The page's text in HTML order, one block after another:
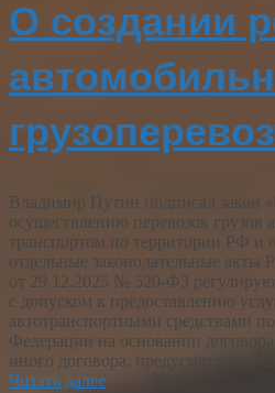
О создании
Владимир Путин подписал закон
осуществлению перевозок грузов
транспортом по территории РФ и
отдельные законодательные
от 29.12.2025 № 520-ФЗ
с допуском к предоставлению
автотранспортными средствами
Федерации на основании договора
иного договора,
Читать далее